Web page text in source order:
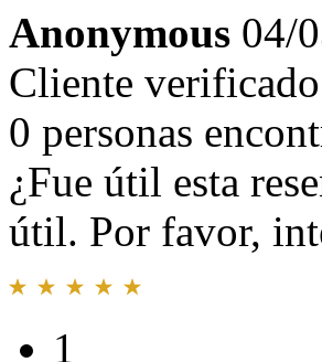
Anonymous 04/
Cliente verificado
0 personas
¿Fue útil esta
útil. Por favor,
1